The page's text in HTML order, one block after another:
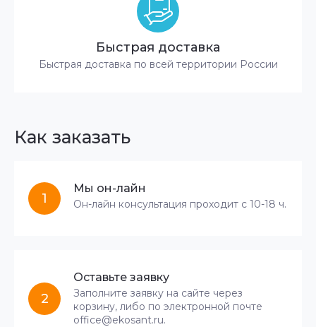
Быстрая доставка
Быстрая доставка по всей территории России
Как заказать
1
Мы он-лайн
Он-лайн консультация проходит с 10-18 ч.
2
Оставьте заявку
Заполните заявку на сайте через
корзину, либо по электронной почте
office@ekosant.ru.